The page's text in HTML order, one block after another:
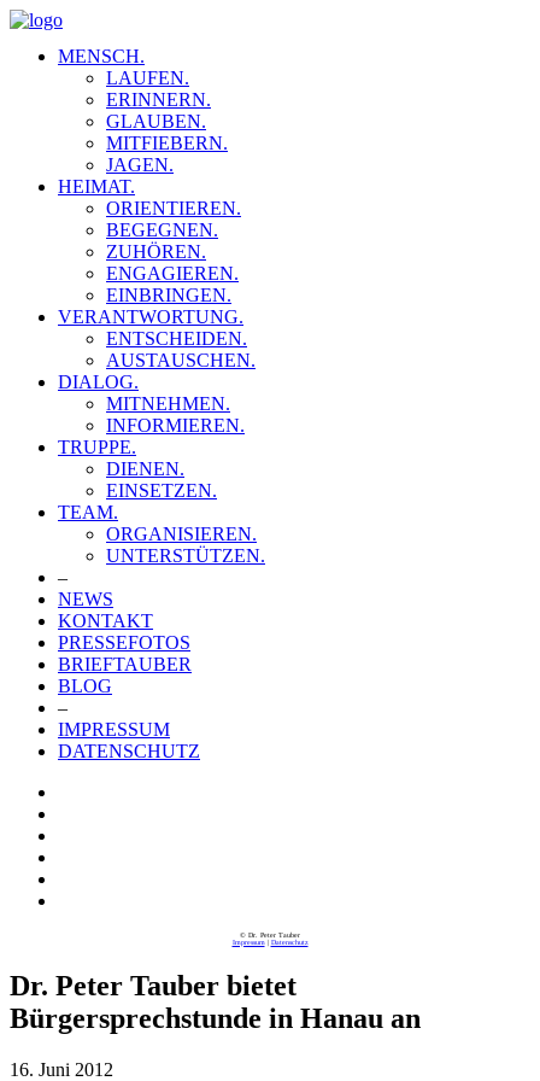
MENSCH.
LAUFEN.
ERINNERN.
GLAUBEN.
MITFIEBERN.
JAGEN.
HEIMAT.
ORIENTIEREN.
BEGEGNEN.
ZUHÖREN.
ENGAGIEREN.
EINBRINGEN.
VERANTWORTUNG.
ENTSCHEIDEN.
AUSTAUSCHEN.
DIALOG.
MITNEHMEN.
INFORMIEREN.
TRUPPE.
DIENEN.
EINSETZEN.
TEAM.
ORGANISIEREN.
UNTERSTÜTZEN.
–
NEWS
KONTAKT
PRESSEFOTOS
BRIEFTAUBER
BLOG
–
IMPRESSUM
DATENSCHUTZ
© Dr. Peter Tauber
Impressum| Datenschutz
Dr. Peter Tauber bietet
Bürgersprechstunde in Hanau an
16. Juni 2012